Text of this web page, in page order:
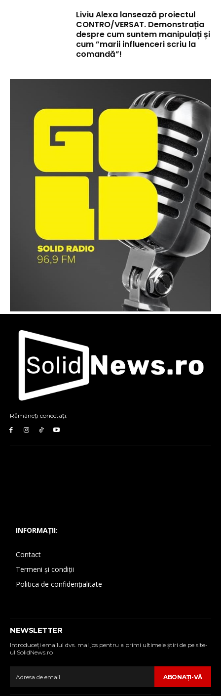
Liviu Alexa lansează proiectul
CONTRO/VERSAT. Demonstrația
despre cum suntem manipulați și
cum ”marii influenceri scriu la
comandă”!
Rămâneți conectați:
INFORMAȚII:
Contact
Termeni și condiții
Politica de confidențialitate
NEWSLETTER
Introduceţi emailul dvs. mai jos pentru a primi ultimele ştiri de pe site-
ul SolidNews.ro
ABONAŢI-VĂ